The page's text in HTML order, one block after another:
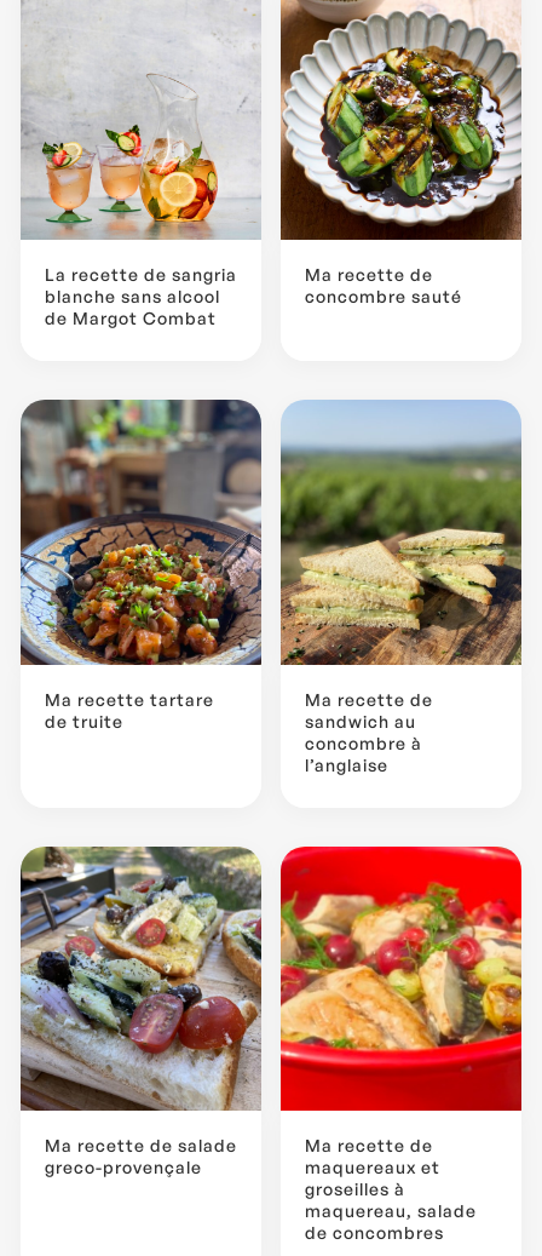
La recette de sangria
blanche sans alcool
de Margot Combat
Ma recette de
concombre sauté
Ma recette tartare
de truite
Ma recette de
sandwich au
concombre à
l’anglaise
Ma recette de salade
greco-provençale
Ma recette de
maquereaux et
groseilles à
maquereau, salade
de concombres